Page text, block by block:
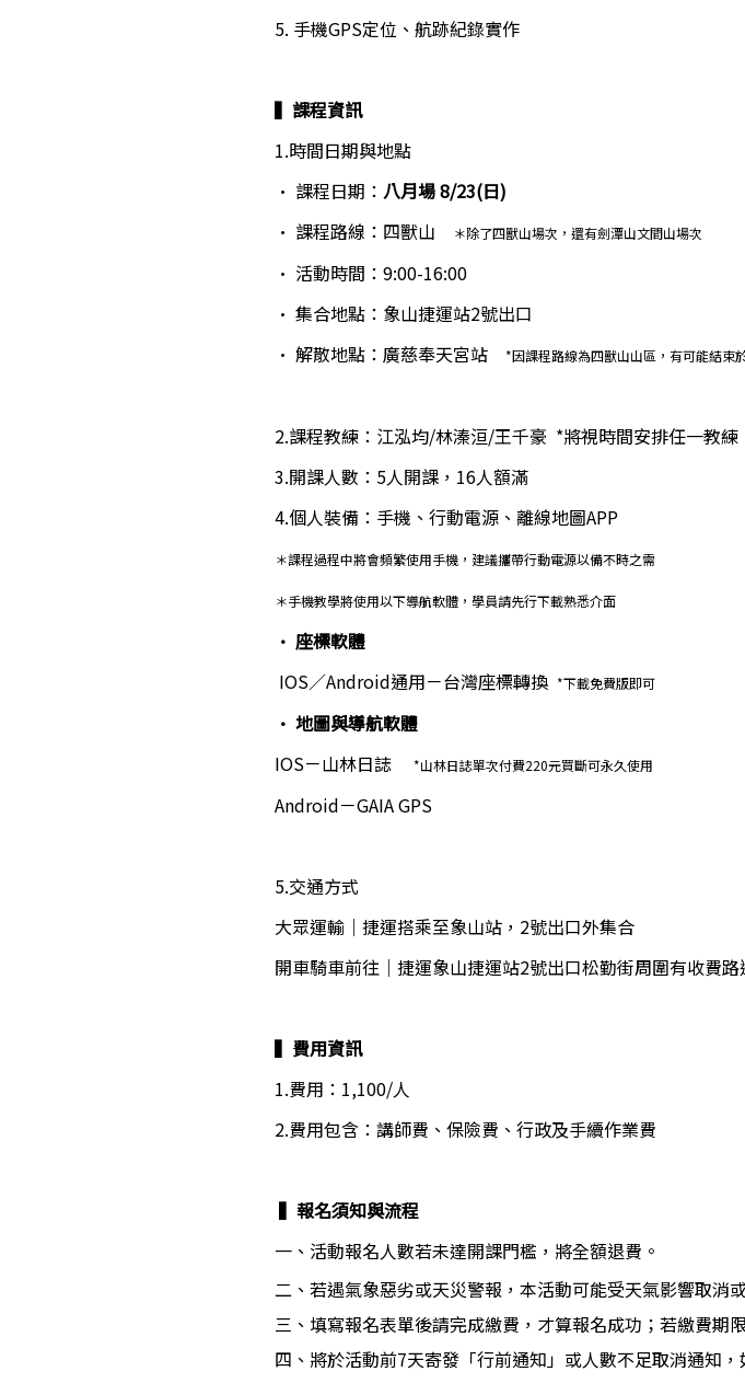
5. 手機GPS定位、航跡紀錄實作
▍課程資訊
1.時間日期與地點
‧ 課程日期： 八月場 8/23(日)
‧ 課程路線：四獸山
＊除了四獸山場次，還有劍潭山文間山場次
‧ 活動時間：9:00-16:00
‧ 集合地點：象山捷運站2號出口
‧ 解散地點：廣慈奉天宮站
*因課程路線為四獸山山區，有可能結束
2.課程教練：江泓均/林溱洹/王千豪  *將視時間安排任一教練
3.開課人數：5人開課，16人額滿
4.個人裝備：手機、行動電源、離線地圖APP
＊課程過程中將會頻繁使用手機，建議攜帶行動電源以備不時之需
＊手機教學將使用以下導航軟體，學員請先行下載熟悉介面
‧ 座標軟體
IOS／Android通用－台灣座標轉換
*下載免費版即可
‧ 地圖與導航軟體
IOS－山林日誌
*山林日誌單次付費220元買斷可永久使用
Android－GAIA GPS
5.交通方式
大眾運輸｜捷運搭乘至象山站，2號出口外集合
開車騎車前往｜捷運象山捷運站2號出口松勤街周圍有收費
▍費用資訊
1.費用：1,100/人
2.費用包含：講師費、保險費、行政及手續作業費
▍報名須知與流程
一、活動報名人數若未達開課門檻，將全額退費。
二、若遇氣象惡劣或天災警報，本活動可能受天氣影響取消
三、填寫報名表單後請完成繳費，才算報名成功；若繳費期
四、將於活動前7天寄發「行前通知」或人數不足取消通知